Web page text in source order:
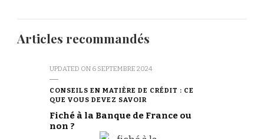
Articles recommandés
UPDATED ON 6 SEPTEMBRE 2024
CONSEILS EN MATIÈRE DE CRÉDIT : CE
QUE VOUS DEVEZ SAVOIR
Fiché à la Banque de France ou
non ?